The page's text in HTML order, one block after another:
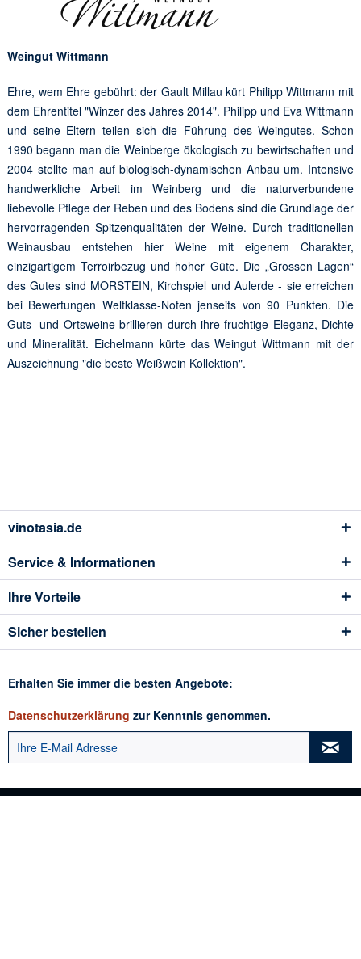
Weingut Wittmann
Ehre, wem Ehre gebührt: der Gault Millau kürt Philipp Wittmann mit
dem Ehrentitel "Winzer des Jahres 2014". Philipp und Eva Wittmann
und seine Eltern teilen sich die Führung des Weingutes. Schon
1990 begann man die Weinberge ökologisch zu bewirtschaften und
2004 stellte man auf biologisch-dynamischen Anbau um. Intensive
handwerkliche Arbeit im Weinberg und die naturverbundene
liebevolle Pflege der Reben und des Bodens sind die Grundlage der
hervorragenden Spitzenqualitäten der Weine. Durch traditionellen
Weinausbau entstehen hier Weine mit eigenem Charakter,
einzigartigem Terroirbezug und hoher Güte. Die „Grossen Lagen“
des Gutes sind MORSTEIN, Kirchspiel und Aulerde - sie erreichen
bei Bewertungen Weltklasse-Noten jenseits von 90 Punkten. Die
Guts- und Ortsweine brillieren durch ihre fruchtige Eleganz, Dichte
und Mineralität. Eichelmann kürte das Weingut Wittmann mit der
Auszeichnung "die beste Weißwein Kollektion".
vinotasia.de
Service & Informationen
Ihre Vorteile
Sicher bestellen
Erhalten Sie immer die besten Angebote:
Datenschutzerklärung zur Kenntnis genommen.